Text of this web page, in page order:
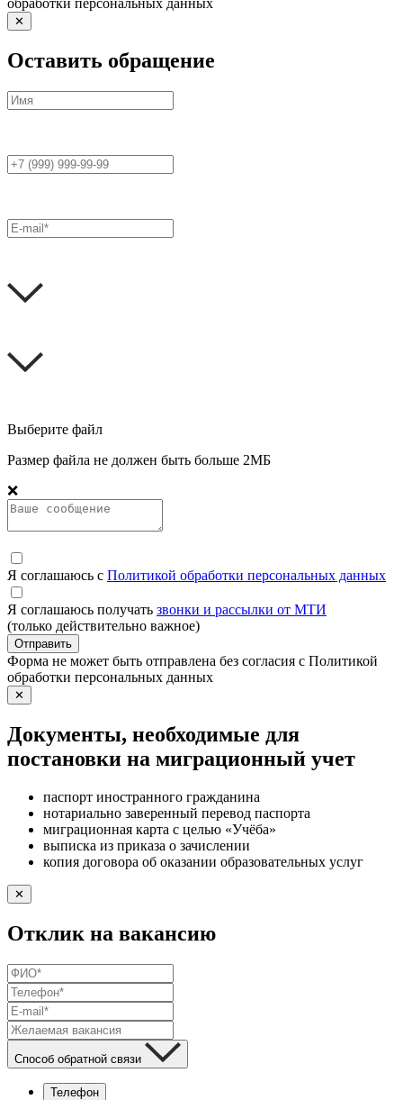
обработки персональных данных
✕
Оставить обращение
Выберите файл
Размер файла не должен быть больше 2МБ
❌
Я соглашаюсь с Политикой обработки персональных данных
Я соглашаюсь получать звонки и рассылки от МТИ
(только действительно важное)
Отправить
Форма не может быть отправлена без согласия с Политикой
обработки персональных данных
✕
Документы, необходимые для
постановки на миграционный учет
паспорт иностранного гражданина
нотариально заверенный перевод паспорта
миграционная карта с целью «Учёба»
выписка из приказа о зачислении
копия договора об оказании образовательных услуг
✕
Отклик на вакансию
Способ обратной связи
Телефон